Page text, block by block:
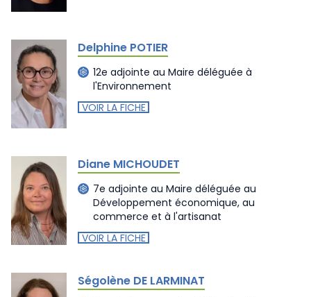
Delphine POTIER
12e adjointe au Maire déléguée à
l'Environnement
VOIR LA FICHE
Diane MICHOUDET
7e adjointe au Maire déléguée au
Développement économique, au
commerce et à l'artisanat
VOIR LA FICHE
Ségolène DE LARMINAT